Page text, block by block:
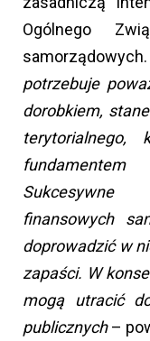
Ogólnego
potrzebuje
dorobkiem,
finansowych
doprowadzić w
zapaści. W
mogą utracić
publicznych–